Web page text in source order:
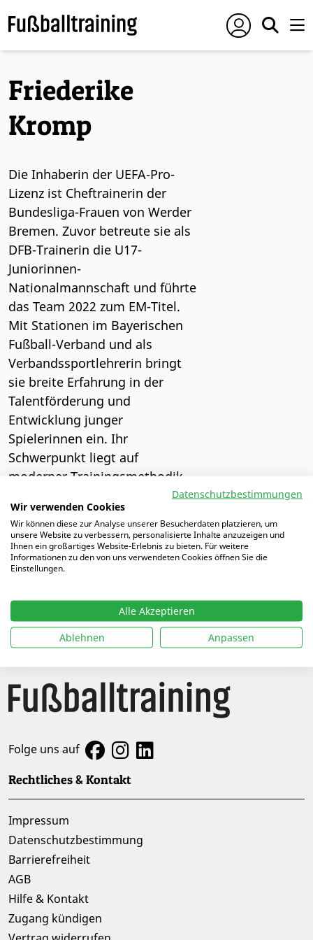
Friederike
Kromp
Die Inhaberin der UEFA-Pro-
Lizenz ist Cheftrainerin der
Bundesliga-Frauen von Werder
Bremen. Zuvor betreute sie als
DFB-Trainerin die U17-
Juniorinnen-
Nationalmannschaft und führte
das Team 2022 zum EM-Titel.
Mit Stationen im Bayerischen
Fußball-Verband und als
Verbandssportlehrerin bringt
sie breite Erfahrung in der
Talentförderung und
Entwicklung junger
Spielerinnen ein. Ihr
Schwerpunkt liegt auf
moderner Trainingsmethodik
und der Verbindung von Praxis
und Wissenschaft.
Gruppe: Autoren
Folge uns auf
Rechtliches & Kontakt
Impressum
Datenschutzbestimmung
Barrierefreiheit
AGB
Hilfe & Kontakt
Zugang kündigen
Datenschutzbestimmungen
Wir verwenden Cookies
Wir können diese zur Analyse unserer Besucherdaten platzieren, um
unsere Website zu verbessern, personalisierte Inhalte anzuzeigen und
Ihnen ein großartiges Website-Erlebnis zu bieten. Für weitere
Informationen zu den von uns verwendeten Cookies öffnen Sie die
Einstellungen.
Alle Akzeptieren
Ablehnen
Anpassen